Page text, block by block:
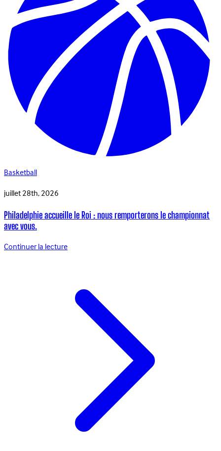
Basketball
juillet 28th, 2026
Philadelphie accueille le Roi : nous remporterons le championnat
avec vous.
Continuer la lecture